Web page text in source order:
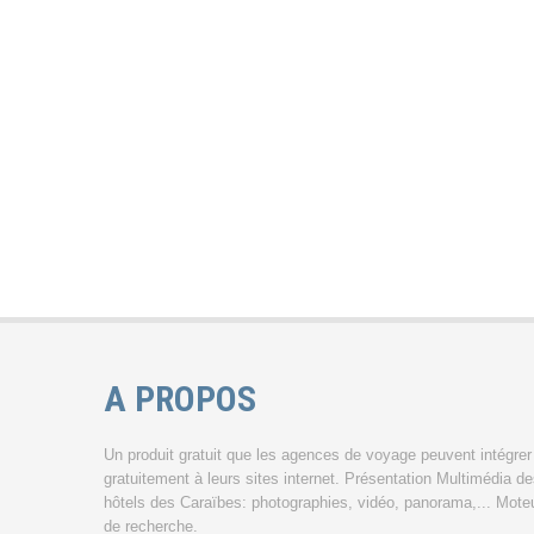
A PROPOS
Un produit gratuit que les agences de voyage peuvent intégrer
gratuitement à leurs sites internet. Présentation Multimédia
hôtels des Caraïbes: photographies, vidéo, panorama,...
de recherche.